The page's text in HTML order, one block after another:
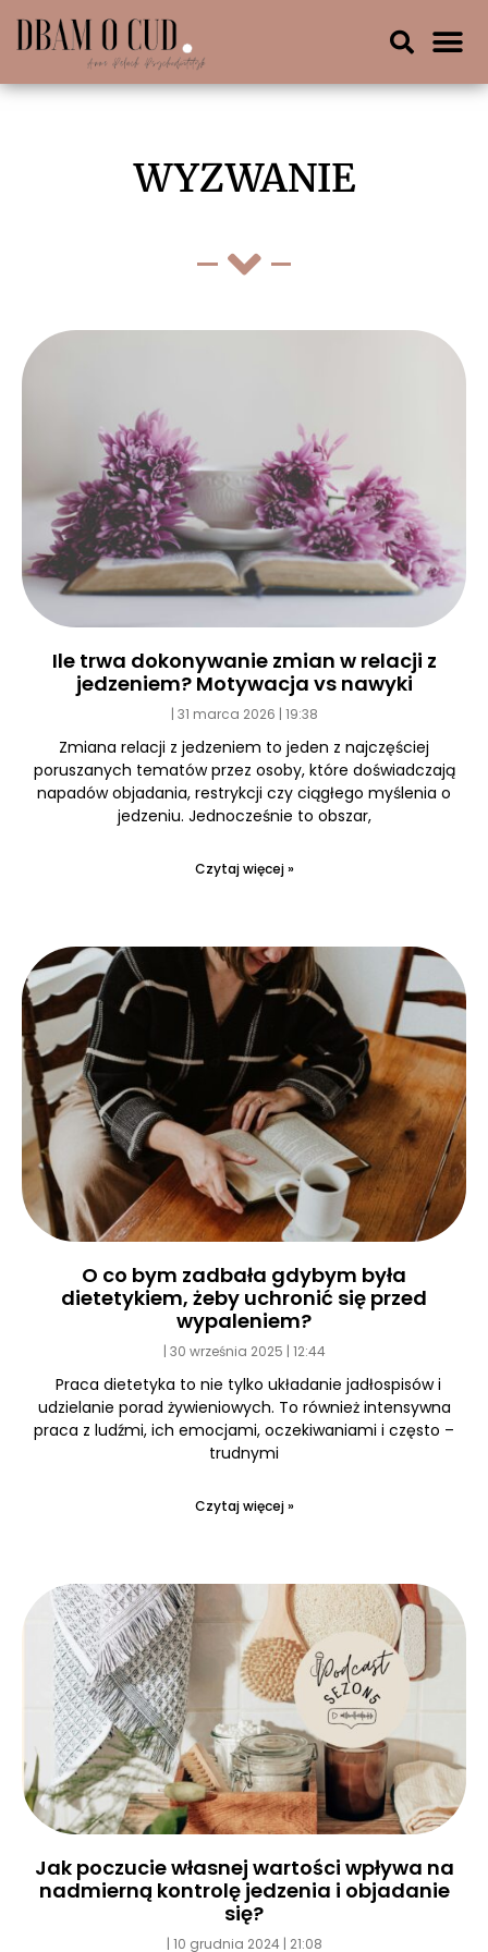
WYZWANIE
Ile trwa dokonywanie zmian w relacji z
jedzeniem? Motywacja vs nawyki
31 marca 2026 19:38
Zmiana relacji z jedzeniem to jeden z najczęściej
poruszanych tematów przez osoby, które doświadczają
napadów objadania, restrykcji czy ciągłego myślenia o
jedzeniu. Jednocześnie to obszar,
Czytaj więcej »
O co bym zadbała gdybym była
dietetykiem, żeby uchronić się przed
wypaleniem?
30 września 2025 12:44
Praca dietetyka to nie tylko układanie jadłospisów i
udzielanie porad żywieniowych. To również intensywna
praca z ludźmi, ich emocjami, oczekiwaniami i często –
trudnymi
Czytaj więcej »
Jak poczucie własnej wartości wpływa na
nadmierną kontrolę jedzenia i objadanie
się?
10 grudnia 2024 21:08